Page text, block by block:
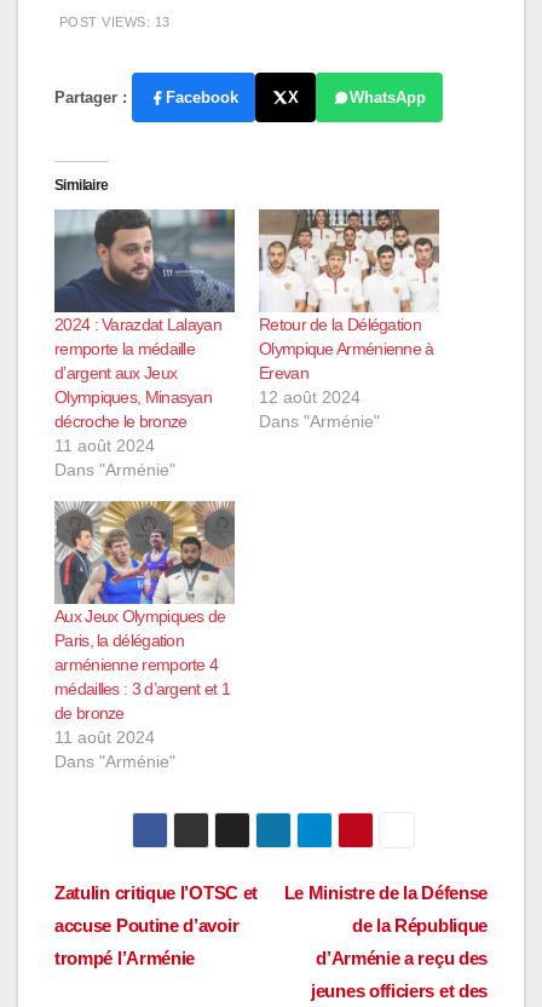
POST VIEWS: 13
Partager : Facebook X WhatsApp
Similaire
2024 : Varazdat Lalayan
remporte la médaille
d’argent aux Jeux
Olympiques, Minasyan
décroche le bronze
11 août 2024
Dans "Arménie"
Retour de la Délégation
Olympique Arménienne à
Erevan
12 août 2024
Dans "Arménie"
Aux Jeux Olympiques de
Paris, la délégation
arménienne remporte 4
médailles : 3 d’argent et 1
de bronze
11 août 2024
Dans "Arménie"
Navigation
de
Le Ministre de la Défense
de la République
d’Arménie a reçu des
jeunes officiers et des
Zatulin critique l’OTSC et
accuse Poutine d’avoir
trompé l’Arménie